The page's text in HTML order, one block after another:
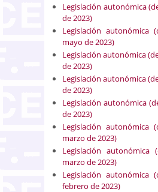
Legislación autonómica
de 2023)
Legislación autonómica
mayo de 2023)
Legislación autonómica
de 2023)
Legislación autonómica
de 2023)
Legislación autonómica
de 2023)
Legislación autonómica
marzo de 2023)
Legislación
marzo de 2023)
Legislación autonómica
febrero de 2023)